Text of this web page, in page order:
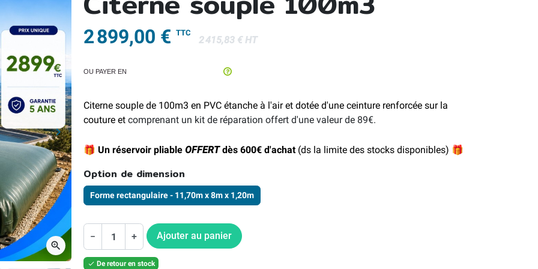
Suivant
keyboard_arrow_right
zoom_in
2 899,00 € TTC
2 415,83 € HT
OU PAYER EN
Citerne souple de 100m3 en PVC étanche à l'air et dotée d'une ceinture renforcée sur la
couture et comprenant un kit de réparation offert d'une valeur de 89€.
🎁 Un réservoir pliable OFFERTdès 600€ d'achat (ds la limite des stocks disponibles) 🎁
Option de dimension
Forme rectangulaire - 11,70m x 8m x 1,20m
− + Ajouter au panier
 De retour en stock